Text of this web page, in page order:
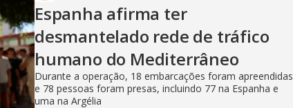
Espanha afirma ter
desmantelado rede de tráfico
humano do Mediterrâneo
Durante a operação, 18 embarcações foram apreendidas
e 78 pessoas foram presas, incluindo 77 na Espanha e
uma na Argélia